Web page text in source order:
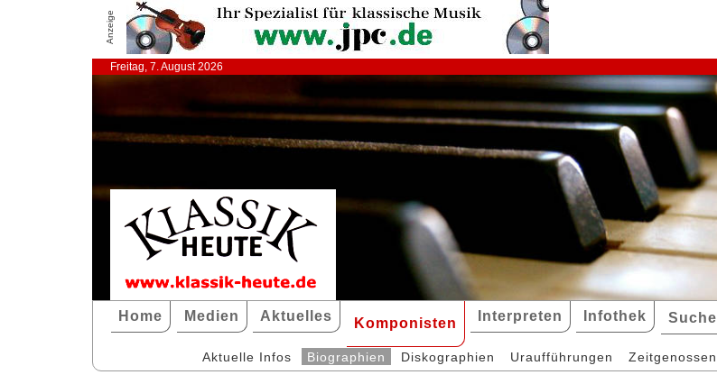
Anzeige
Freitag, 7. August 2026
Home Medien Aktuelles Komponisten Interpreten Infothek Suche
Aktuelle Infos Biographien Diskographien Uraufführungen Zeitgenossen